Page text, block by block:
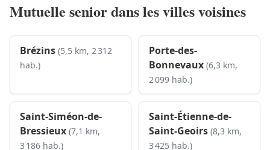
Mutuelle senior dans les villes voisines
Brézins (5,5 km, 2 312
hab.)
Porte-des-
Bonnevaux (6,3 km,
2 099 hab.)
Saint-Siméon-de-
Bressieux (7,1 km,
3 186 hab.)
Saint-Étienne-de-
Saint-Geoirs (8,3 km,
3 425 hab.)